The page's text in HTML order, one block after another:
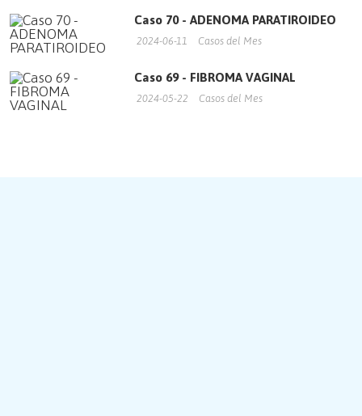
Caso 70 - ADENOMA PARATIROIDEO
2024-06-11 Casos del Mes
Caso 69 - FIBROMA VAGINAL
2024-05-22 Casos del Mes